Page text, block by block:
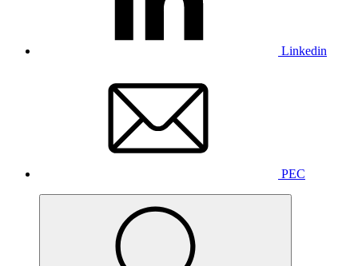
Linkedin
PEC